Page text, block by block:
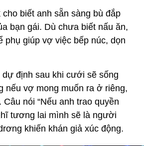
biết anh sẵn sàng bù đắp
bạn gái. Dù chưa biết nấu ăn,
phụ giúp vợ việc bếp núc, dọn
định sau khi cưới sẽ sống
nếu vợ mong muốn ra ở riêng,
nói “Nếu anh trao quyền
tương lai mình sẽ là người
khiến khán giả xúc động.